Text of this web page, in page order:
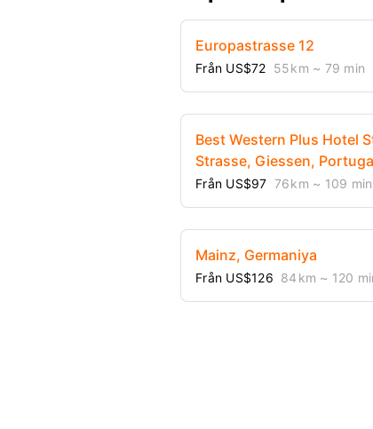
Europastrasse 12
Från US$72 55 km ~ 79 min
Best Western Plus Hotel
Strasse, Giessen,
Från US$97 76 km ~ 109 min
Mainz, Germaniya
Från US$126 84 km ~ 120